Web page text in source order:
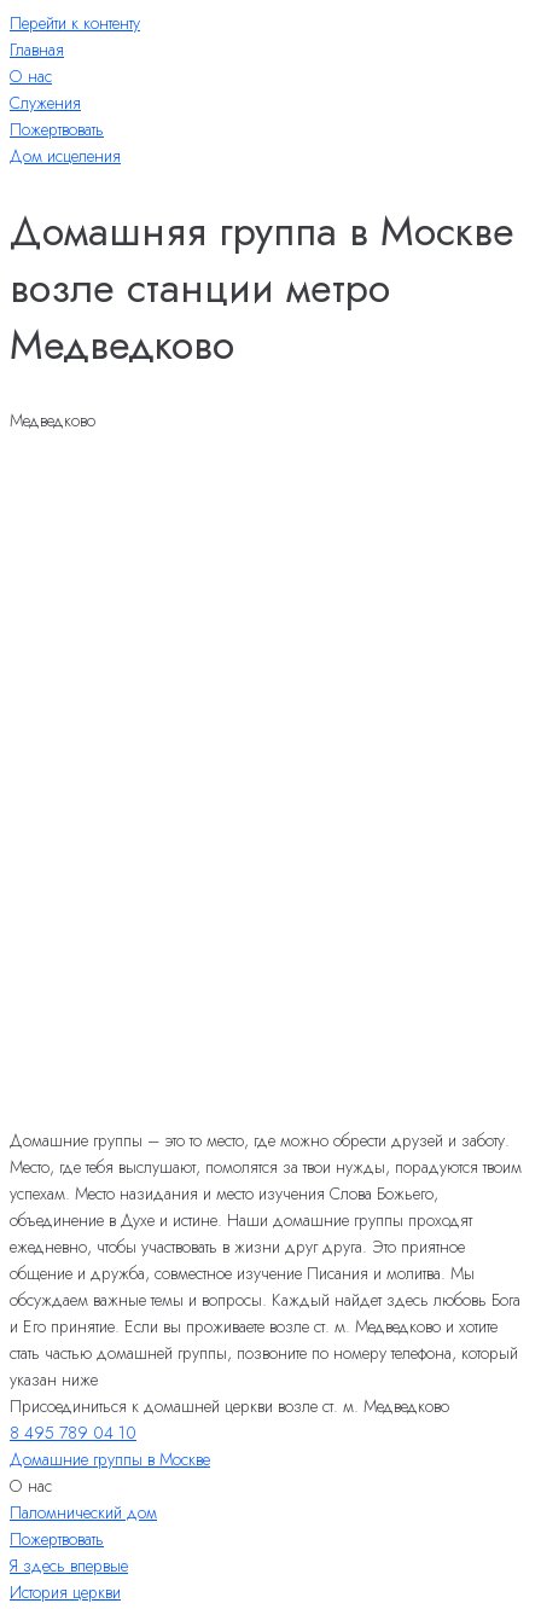
Перейти к контенту
Главная
О нас
Служения
Пожертвовать
Дом исцеления
Домашняя группа в Москве
возле станции метро
Медведково
Медведково
Домашние группы – это то место, где можно обрести друзей и заботу.
Место, где тебя выслушают, помолятся за твои нужды, порадуются твоим
успехам. Место назидания и место изучения Слова Божьего,
объединение в Духе и истине. Наши домашние группы проходят
ежедневно, чтобы участвовать в жизни друг друга. Это приятное
общение и дружба, совместное изучение Писания и молитва. Мы
обсуждаем важные темы и вопросы. Каждый найдет здесь любовь Бога
и Его принятие. Если вы проживаете возле ст. м. Медведково и хотите
стать частью домашней группы, позвоните по номеру телефона, который
указан ниже
Присоединиться к домашней церкви возле ст. м. Медведково
8 495 789 04 10
Домашние группы в Москве
О нас
Паломнический дом
Пожертвовать
Я здесь впервые
История церкви